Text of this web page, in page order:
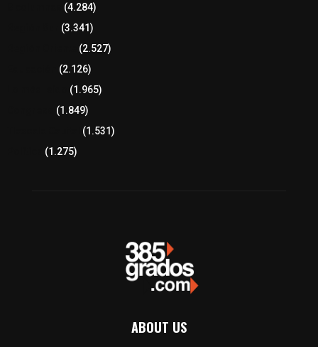
(4.284)
(3.341)
(2.527)
(2.126)
(1.965)
(1.849)
(1.531)
(1.275)
ABOUT US